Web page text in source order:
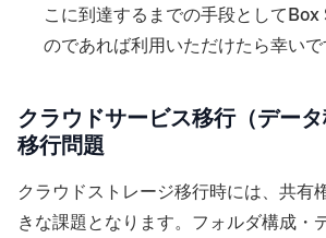
こに到達するまでの手段として
のであれば利用いただけたら幸いで
クラウドサービス移行（デー
移行問題
クラウドストレージ移行時には、共有
きな課題となります。フォルダ構成・